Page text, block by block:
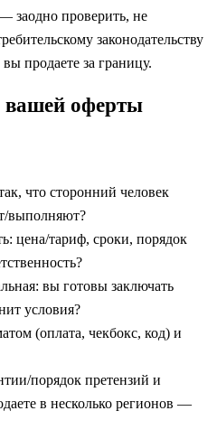
заодно проверить, не
законодательству
продаете за границу.
вашей оферты
что сторонний человек
выполняют?
цена/тариф, сроки, порядок
вы готовы заключать
условия?
(оплата, чекбокс, код) и
порядок претензий и
в несколько регионов —